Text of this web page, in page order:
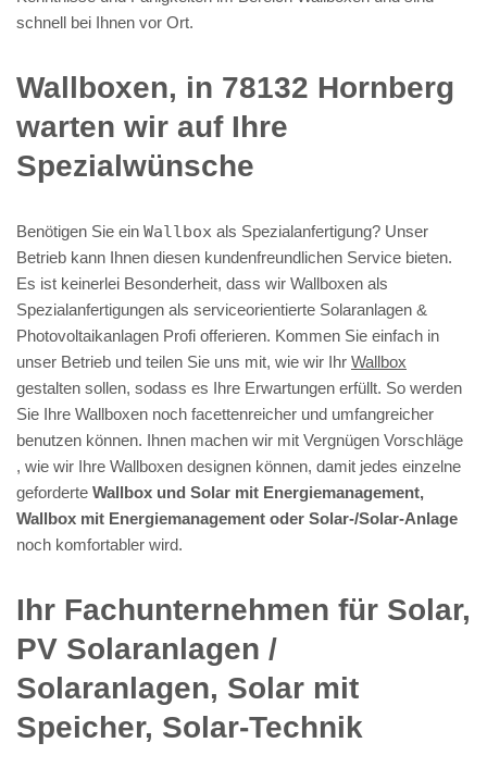
schnell bei Ihnen vor Ort.
Wallboxen, in 78132 Hornberg
warten wir auf Ihre
Spezialwünsche
Benötigen Sie ein Wallbox als Spezialanfertigung? Unser
Betrieb kann Ihnen diesen kundenfreundlichen Service bieten.
Es ist keinerlei Besonderheit, dass wir Wallboxen als
Spezialanfertigungen als serviceorientierte Solaranlagen &
Photovoltaikanlagen Profi offerieren. Kommen Sie einfach in
unser Betrieb und teilen Sie uns mit, wie wir Ihr Wallbox
gestalten sollen, sodass es Ihre Erwartungen erfüllt. So werden
Sie Ihre Wallboxen noch facettenreicher und umfangreicher
benutzen können. Ihnen machen wir mit Vergnügen Vorschläge
, wie wir Ihre Wallboxen designen können, damit jedes einzelne
geforderte Wallbox und Solar mit Energiemanagement,
Wallbox mit Energiemanagement oder Solar-/Solar-Anlage
noch komfortabler wird.
Ihr Fachunternehmen für Solar,
PV Solaranlagen /
Solaranlagen, Solar mit
Speicher, Solar-Technik